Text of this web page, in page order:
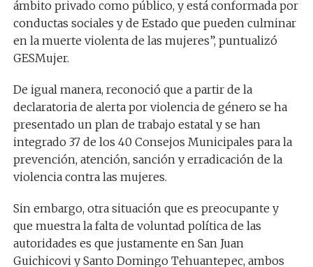
ámbito privado como público, y está conformada por
conductas sociales y de Estado que pueden culminar
en la muerte violenta de las mujeres”, puntualizó
GESMujer.
De igual manera, reconoció que a partir de la
declaratoria de alerta por violencia de género se ha
presentado un plan de trabajo estatal y se han
integrado 37 de los 40 Consejos Municipales para la
prevención, atención, sanción y erradicación de la
violencia contra las mujeres.
Sin embargo, otra situación que es preocupante y
que muestra la falta de voluntad política de las
autoridades es que justamente en San Juan
Guichicovi y Santo Domingo Tehuantepec, ambos